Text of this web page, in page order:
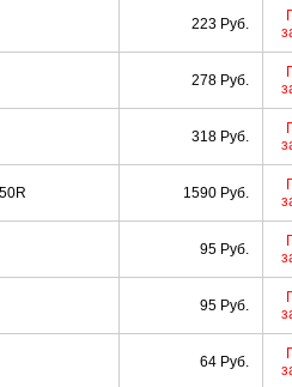
223 Руб.
278 Руб.
318 Руб.
1590 Руб.
95 Руб.
95 Руб.
64 Руб.